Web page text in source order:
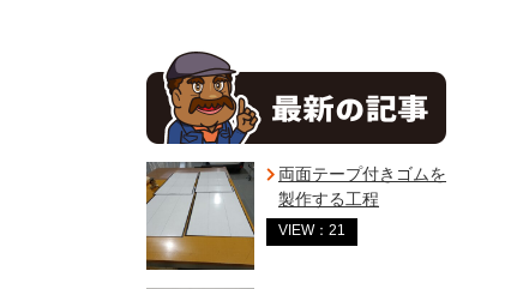
両面テープ付きゴムを
製作する工程
VIEW：21